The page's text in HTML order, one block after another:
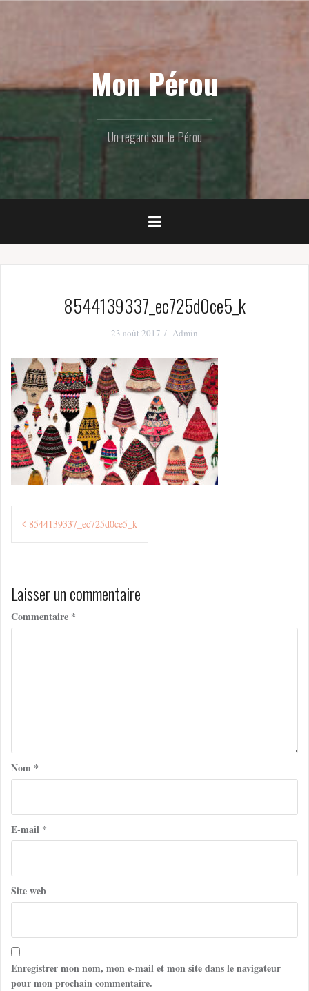
Mon Pérou
Un regard sur le Pérou
8544139337_ec725d0ce5_k
23 août 2017 Admin
Navigation
8544139337_ec725d0ce5_k
Laisser un commentaire
Commentaire *
Nom *
E-mail *
Site web
Enregistrer mon nom, mon e-mail et mon site dans le navigateur
pour mon prochain commentaire.